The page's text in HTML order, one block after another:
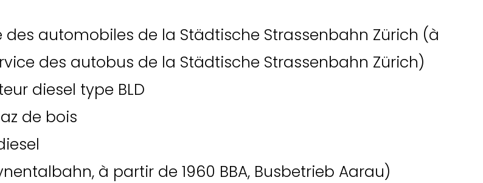
des automobiles de la Städtische Strassenbahn Zürich (à
des autobus de la Städtische Strassenbahn Zürich)
diesel type BLD
de bois
à partir de 1960 BBA, Busbetrieb Aarau)